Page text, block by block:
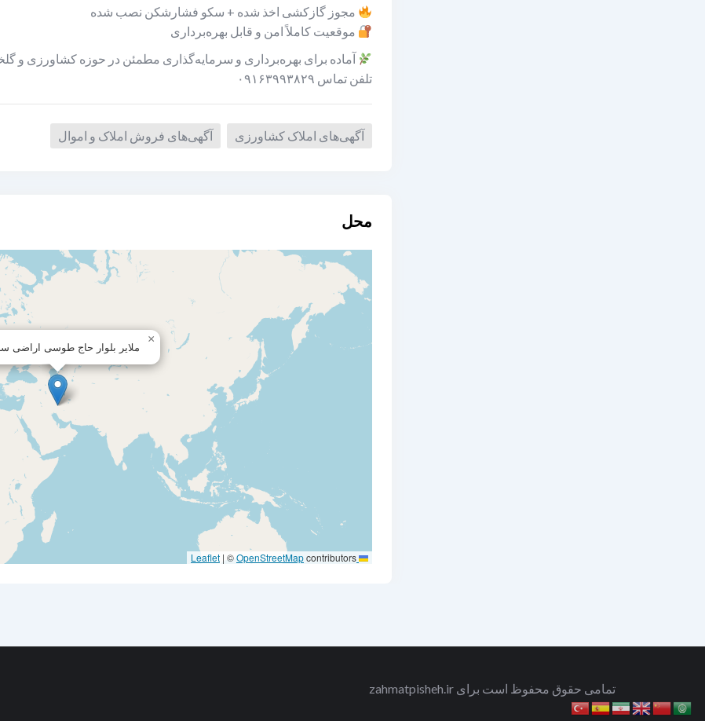
مجوز گازکشی اخذ شده + سکو فشارشکن نصب شده
موقعیت کاملاً امن و قابل بهره‌برداری
آماده برای بهره‌برداری و سرمایه‌گذاری مطمئن در حوزه کشاورزی و
تلفن تماس ۰۹۱۶۳۹۹۳۸۲۹
آگهی‌های املاک کشاورزی آگهی‌های فروش املاک و اموال
محل
ملایر بلوار حاج طوسی اراضی
×
| ©OpenStreetMapcontributors
تمامی حقوق محفوظ است برای zahmatpisheh.ir